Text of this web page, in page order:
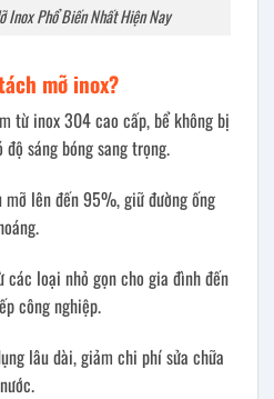
Inox Phổ Biến Nhất Hiện Nay
mỡ inox?
từ inox 304 cao cấp, bể không bị
sáng bóng sang trọng.
lên đến 95%, giữ đường ống
các loại nhỏ gọn cho gia đình đến
công nghiệp.
lâu dài, giảm chi phí sửa chữa